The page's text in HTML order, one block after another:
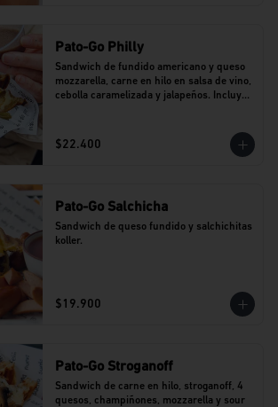
Pato-Go Philly
Sandwich de fundido americano y queso
mozzarella, carne en hilo en salsa de vino,
cebolla caramelizada y jalapeños. Incluye
$22.400
Pato-Go Salchicha
Sandwich de queso fundido y salchichitas
koller.
$19.900
Pato-Go Stroganoff
Sandwich de carne en hilo, stroganoff, 4
quesos, champiñones, mozzarella y sour